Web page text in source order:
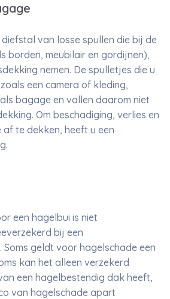
van losse spullen die bij de
borden, meubilair en gordijnen),
nemen. De spulletjes die u
een camera of kleding,
bagage en vallen daarom niet
Om beschadiging, verlies en
te dekken, heeft u een
een hagelbui is niet
bij een
geldt voor hagelschade een
kan het alleen verzekerd
een hagelbestendig dak heeft,
van hagelschade apart